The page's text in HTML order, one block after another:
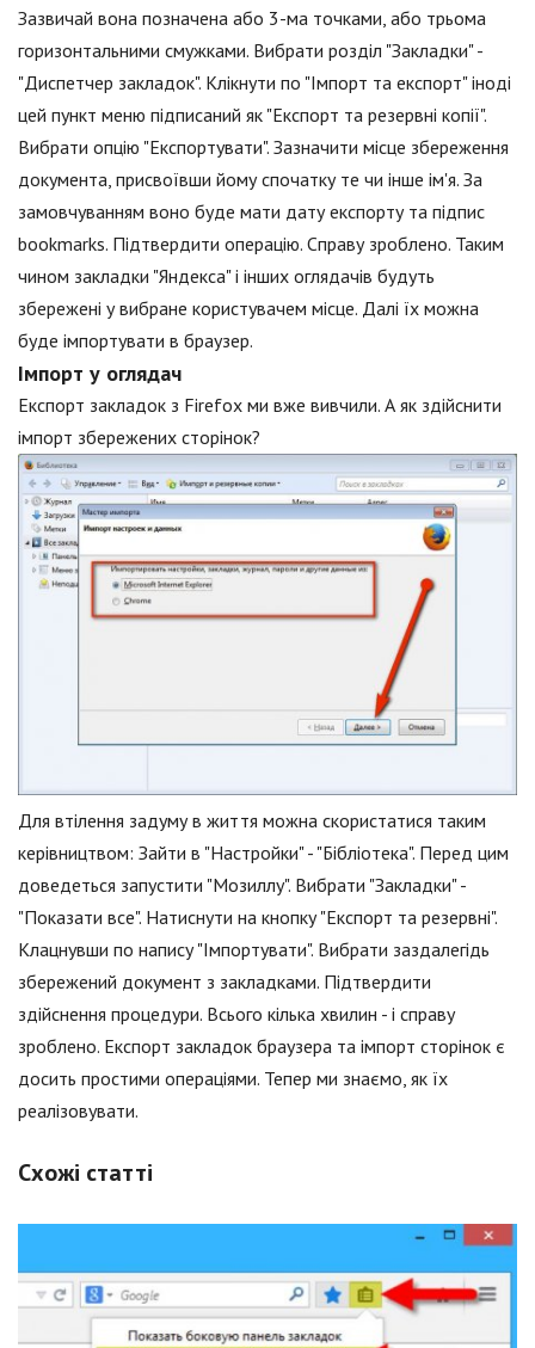
Зазвичай вона позначена або 3-ма точками, або трьома
горизонтальними смужками. Вибрати розділ "Закладки" -
"Диспетчер закладок". Клікнути по "Імпорт та експорт" іноді
цей пункт меню підписаний як "Експорт та резервні копії".
Вибрати опцію "Експортувати". Зазначити місце збереження
документа, присвоївши йому спочатку те чи інше ім'я. За
замовчуванням воно буде мати дату експорту та підпис
bookmarks. Підтвердити операцію. Справу зроблено. Таким
чином закладки "Яндекса" і інших оглядачів будуть
збережені у вибране користувачем місце. Далі їх можна
буде імпортувати в браузер.
Імпорт у оглядач
Експорт закладок з Firefox ми вже вивчили. А як здійснити
імпорт збережених сторінок?
Для втілення задуму в життя можна скористатися таким
керівництвом: Зайти в "Настройки" - "Бібліотека". Перед цим
доведеться запустити "Мозиллу". Вибрати "Закладки" -
"Показати все". Натиснути на кнопку "Експорт та резервні".
Клацнувши по напису "Імпортувати". Вибрати заздалегідь
збережений документ з закладками. Підтвердити
здійснення процедури. Всього кілька хвилин - і справу
зроблено. Експорт закладок браузера та імпорт сторінок є
досить простими операціями. Тепер ми знаємо, як їх
реалізовувати.
Схожі статті